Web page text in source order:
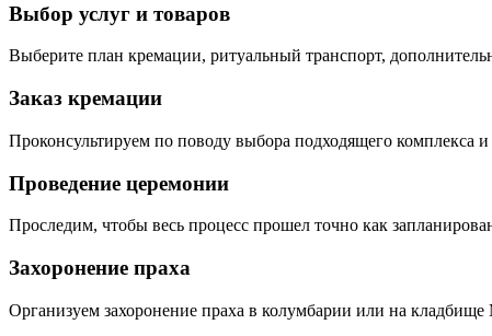
Выбор услуг и товаров
Выберите план кремации, ритуальный транспорт,
Заказ кремации
Проконсультируем по поводу выбора подходящего комплекса
Проведение церемонии
Проследим, чтобы весь процесс прошел точно как
Захоронение праха
Организуем захоронение праха в колумбарии или на